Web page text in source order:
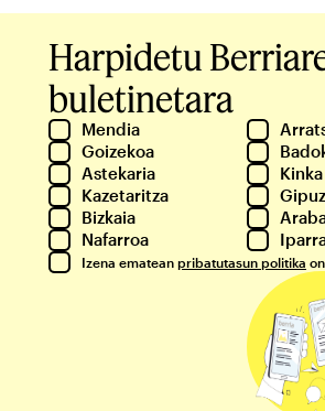
Harpidetu
buletinetara
Mendia
Goizekoa
Astekaria
Kinka
Kazetaritza
Bizkaia
Nafarroa
Izena ematean pribatutasun politika